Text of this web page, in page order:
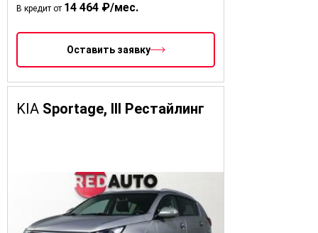
В кредит от 14 464 ₽/мес.
Оставить заявку
KIA Sportage, III Рестайлинг